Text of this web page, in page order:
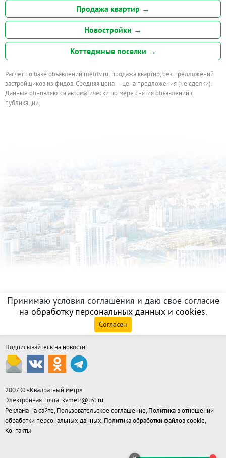
Продажа квартир →
Новостройки →
Коттеджные поселки →
Расчёт по базе объявлений metrtv.ru: продажа квартир, без предложений
застройщиков из фидов. Средняя цена — цена предложения (не сделки).
Данные обновляются автоматически по мере снятия объявлений с
публикации.
Принимаю условия соглашения и даю своё согласие
на обработку персональных данных и cookies.
Согласен
Подписывайтесь на новости:
2007 © «Квадратный метр»
Электронная почта: kvmetr@list.ru
Реклама на сайте, Пользовательское соглашение, Политика в отношении
обработки персональных данных, Политика обработки файлов cookie,
Контакты